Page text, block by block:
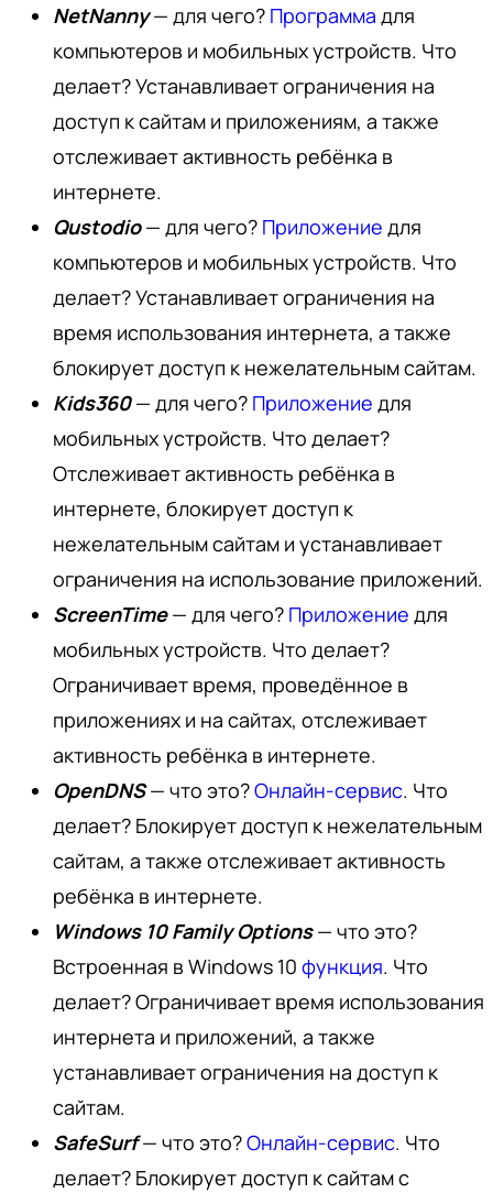
NetNanny— для чего? Программа для
компьютеров и мобильных устройств. Что
делает? Устанавливает ограничения на
доступ к сайтам и приложениям, а также
отслеживает активность ребёнка в
интернете.
Qustodio— для чего? Приложение для
компьютеров и мобильных устройств. Что
делает? Устанавливает ограничения на
время использования интернета, а также
блокирует доступ к нежелательным сайтам.
Kids360— для чего? Приложение для
мобильных устройств. Что делает?
Отслеживает активность ребёнка в
интернете, блокирует доступ к
нежелательным сайтам и устанавливает
ограничения на использование приложений.
ScreenTime— для чего? Приложение для
мобильных устройств. Что делает?
Ограничивает время, проведённое в
приложениях и на сайтах, отслеживает
активность ребёнка в интернете.
OpenDNS— что это?Онлайн-сервис. Что
делает? Блокирует доступ к нежелательным
сайтам, а также отслеживает активность
ребёнка в интернете.
Windows 10 Family Options— что это?
Встроенная в Windows 10 функция. Что
делает? Ограничивает время использования
интернета и приложений, а также
устанавливает ограничения на доступ к
сайтам.
SafeSurf— что это?Онлайн-сервис. Что
делает? Блокирует доступ к сайтам с